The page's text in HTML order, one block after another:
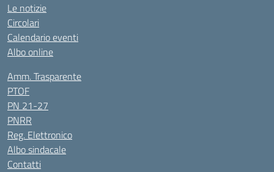
Le notizie
Circolari
Calendario eventi
Albo online
Amm. Trasparente
PTOF
PN 21-27
PNRR
Reg. Elettronico
Albo sindacale
Contatti